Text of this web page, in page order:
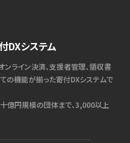
DXシステム
ンライン決済、支援者管理、領収書
の機能が揃った寄付DXシステムで
億円規模の団体まで、3,000以上